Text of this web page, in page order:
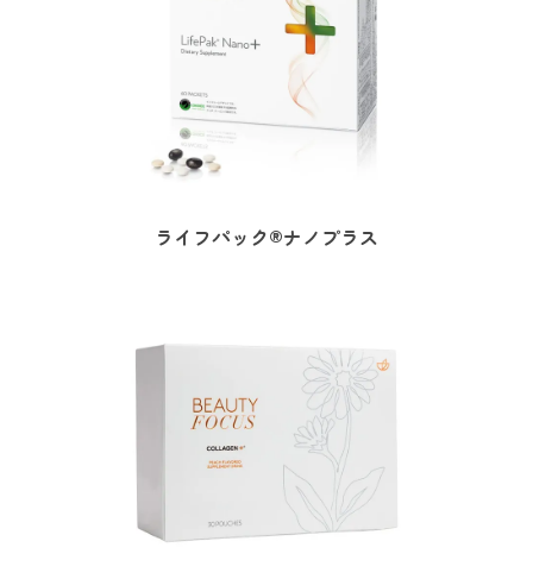
ライフパック®ナノプラス